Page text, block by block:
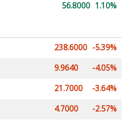
56.8000 1.10%
238.6000 -5.39%
9.9640
-4.05%
21.7000
-3.64%
4.7000
-2.57%